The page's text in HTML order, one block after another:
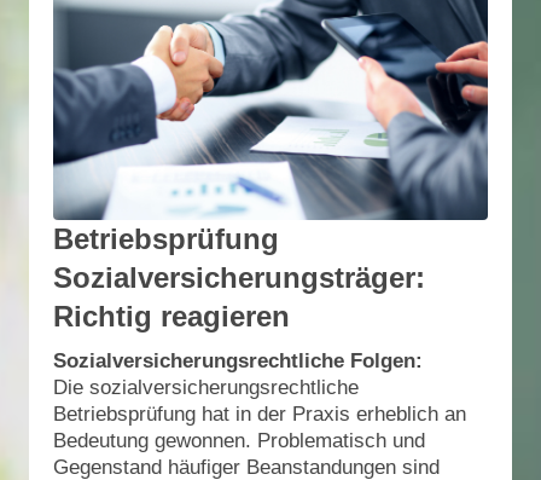
Betriebsprüfung
Sozialversicherungsträger:
Richtig reagieren
Sozialversicherungsrechtliche Folgen:
Die sozialversicherungsrechtliche
Betriebsprüfung hat in der Praxis erheblich an
Bedeutung gewonnen. Problematisch und
Gegenstand häufiger Beanstandungen sind